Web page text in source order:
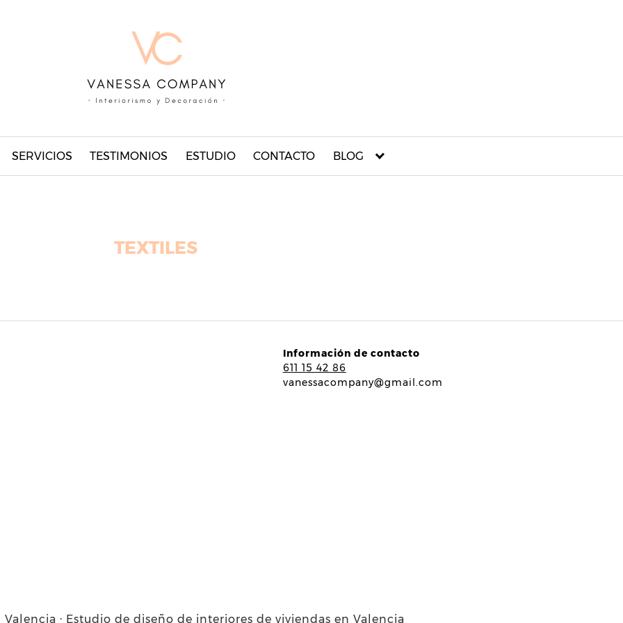
SERVICIOS TESTIMONIOS ESTUDIO CONTACTO BLOG
TEXTILES
Información de contacto
611 15 42 86
vanessacompany@gmail.com
· Estudio de diseño de interiores de viviendas en Valencia